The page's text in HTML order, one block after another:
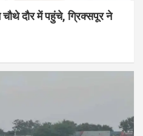
चौथे दौर में पहुंचे, ग्रिक्सपूर ने